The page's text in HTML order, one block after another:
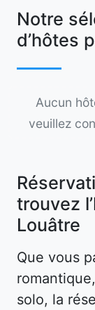
Notre
d’hôtes
Aucun
veuillez
trouvez
Louâtre
Que vous
solo, la